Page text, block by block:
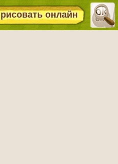
рисовать онлайн